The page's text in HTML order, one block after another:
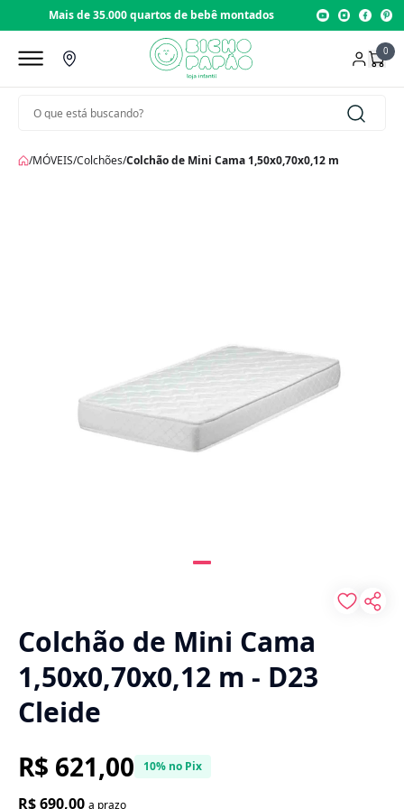
Mais de 35.000 quartos de bebê montados
0
/MÓVEIS/Colchões/Colchão de Mini Cama 1,50x0,70x0,12 m
Colchão de Mini Cama
1,50x0,70x0,12 m - D23
Cleide
R$ 621,00 10% no Pix
R$ 690,00 a prazo